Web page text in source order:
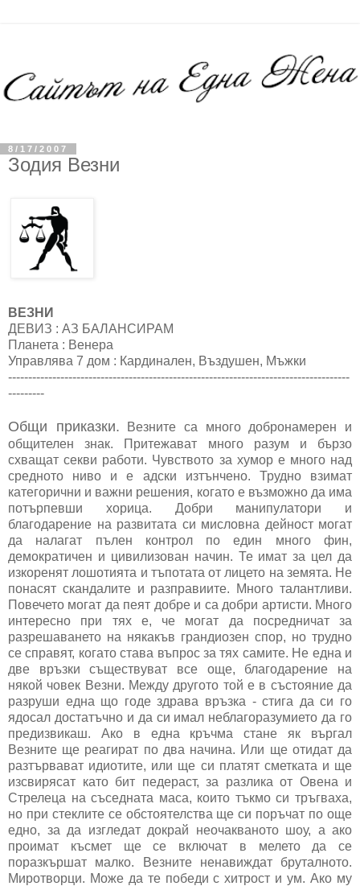
8/17/2007
Зодия Везни
ВЕЗНИ
ДЕВИЗ : АЗ БАЛАНСИРАМ
Планета : Венера
Управлява 7 дом : Кардинален, Въздушен, Мъжки
-------------------------------------------------------------------------------------
---------
Общи приказки. Везните са много добронамерен и
общителен знак. Притежават много разум и бързо
схващат секви работи. Чувството за хумор е много над
средното ниво и е адски изтънчено. Трудно взимат
категорични и важни решения, когато е възможно да има
потърпевши хорица. Добри манипулатори и
благодарение на развитата си мисловна дейност могат
да налагат пълен контрол по един много фин,
демократичен и цивилизован начин. Те имат за цел да
изкоренят лошотията и тъпотата от лицето на земята. Не
понасят скандалите и разправиите. Много талантливи.
Повечето могат да пеят добре и са добри артисти. Много
интересно при тях е, че могат да посредничат за
разрешаването на някакъв грандиозен спор, но трудно
се справят, когато става въпрос за тях самите. Не една и
две връзки съществуват все още, благодарение на
някой човек Везни. Между другото той е в състояние да
разруши една що годе здрава връзка - стига да си го
ядосал достатъчно и да си имал неблагоразумието да го
предизвикаш. Ако в една кръчма стане як въргал
Везните ще реагират по два начина. Или ще отидат да
разтървават идиотите, или ще си платят сметката и ще
изсвирясат като бит педераст, за разлика от Овена и
Стрелеца на съседната маса, които тъкмо си тръгваха,
но при стеклите се обстоятелства ще си поръчат по още
едно, за да изгледат докрай неочакваното шоу, а ако
проимат късмет ще се включат в мелето да се
поразкършат малко. Везните ненавиждат бруталното.
Миротворци. Може да те победи с хитрост и ум. Ако му